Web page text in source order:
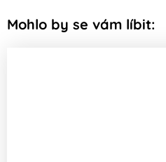
Mohlo by se vám líbit: